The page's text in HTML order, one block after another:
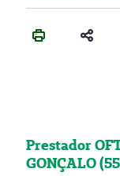
Prestador
GONÇALO